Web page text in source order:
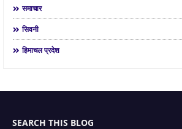
समाचार
सिवनी
हिमाचल प्रदेश
SEARCH THIS BLOG